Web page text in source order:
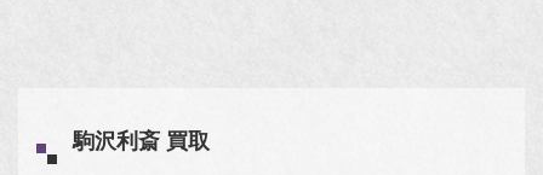
駒沢利斎 買取